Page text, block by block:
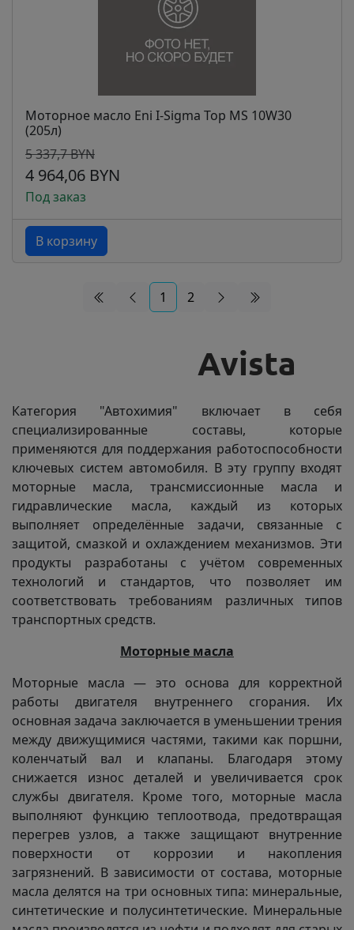
Моторное масло Eni I-Sigma Top MS 10W30
(205л)
5 337,7 BYN
4 964,06 BYN
Под заказ
В корзину
1 2
Категория "Автохимия" включает в себя
специализированные составы, которые
применяются для поддержания работоспособности
ключевых систем автомобиля. В эту группу входят
моторные масла, трансмиссионные масла и
гидравлические масла, каждый из которых
выполняет определённые задачи, связанные с
защитой, смазкой и охлаждением механизмов. Эти
продукты разработаны с учётом современных
технологий и стандартов, что позволяет им
соответствовать требованиям различных типов
транспортных средств.
Моторные масла
Моторные масла — это основа для корректной
работы двигателя внутреннего сгорания. Их
основная задача заключается в уменьшении трения
между движущимися частями, такими как поршни,
коленчатый вал и клапаны. Благодаря этому
снижается износ деталей и увеличивается срок
службы двигателя. Кроме того, моторные масла
выполняют функцию теплоотвода, предотвращая
перегрев узлов, а также защищают внутренние
поверхности от коррозии и накопления
загрязнений. В зависимости от состава, моторные
масла делятся на три основных типа: минеральные,
синтетические и полусинтетические. Минеральные